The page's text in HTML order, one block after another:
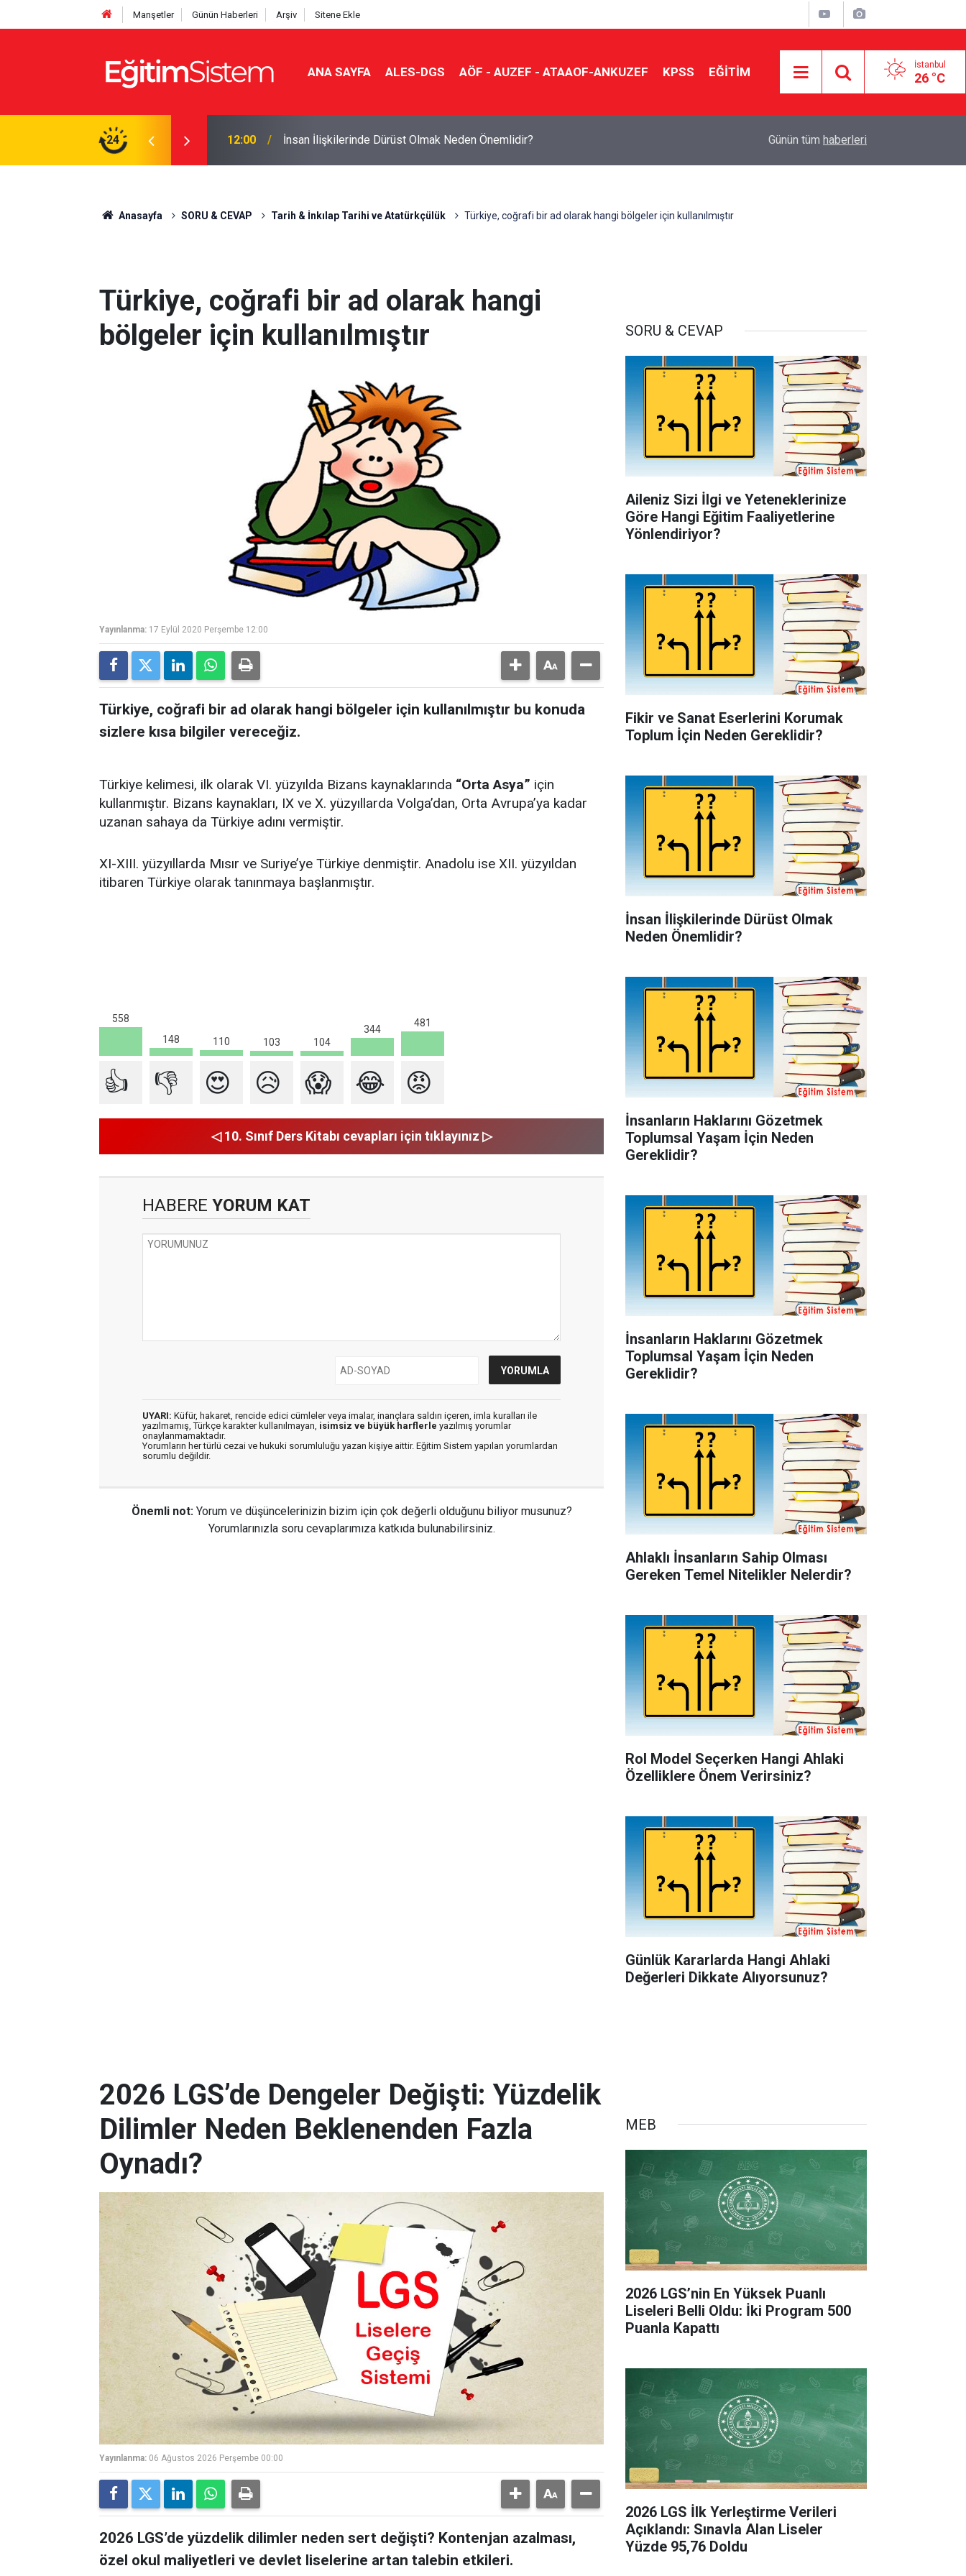
Manşetler Günün Haberleri Arşiv Sitene Ekle
ANA SAYFA ALES-DGS AÖF - AUZEF - ATAAOF-ANKUZEF KPSS EĞİTİM İstanbul
26 °C
24
Toplum İçin Neden Gereklidir? 12:00 İnsan İlişkilerinde Dürüst Olmak Neden Önemlidir? İnsanların Haklarını Gözetmek Toplumsal
Günün tüm haberleri
Anasayfa SORU & CEVAP Tarih & İnkılap Tarihi ve Atatürkçülük Türkiye, coğrafi bir ad olarak hangi bölgeler için kullanılmıştır
Türkiye, coğrafi bir ad olarak hangi
bölgeler için kullanılmıştır
Yayınlanma: 17 Eylül 2020 Perşembe 12:00
Türkiye, coğrafi bir ad olarak hangi bölgeler için kullanılmıştır bu konuda
sizlere kısa bilgiler vereceğiz.
Türkiye kelimesi, ilk olarak VI. yüzyılda Bizans kaynaklarında “Orta Asya” için
kullanmıştır. Bizans kaynakları, IX ve X. yüzyıllarda Volga’dan, Orta Avrupa’ya kadar
uzanan sahaya da Türkiye adını vermiştir.
XI-XIII. yüzyıllarda Mısır ve Suriye’ye Türkiye denmiştir. Anadolu ise XII. yüzyıldan
itibaren Türkiye olarak tanınmaya başlanmıştır.
558
148
110 103 104
344
481
👍 👎 😍 😥 😱 😂 😡
◁ 10. Sınıf Ders Kitabı cevapları için tıklayınız ▷
HABERE YORUM KAT
UYARI: Küfür, hakaret, rencide edici cümleler veya imalar, inançlara saldırı içeren, imla kuralları ile
yazılmamış, Türkçe karakter kullanılmayan, isimsiz ve büyük harflerle yazılmış yorumlar
onaylanmamaktadır.
Yorumların her türlü cezai ve hukuki sorumluluğu yazan kişiye aittir. Eğitim Sistem yapılan yorumlardan
sorumlu değildir.
Önemli not: Yorum ve düşüncelerinizin bizim için çok değerli olduğunu biliyor musunuz?
Yorumlarınızla soru cevaplarımıza katkıda bulunabilirsiniz.
SORU & CEVAP
Aileniz Sizi İlgi ve Yeteneklerinize
Göre Hangi Eğitim Faaliyetlerine
Yönlendiriyor?
Fikir ve Sanat Eserlerini Korumak
Toplum İçin Neden Gereklidir?
İnsan İlişkilerinde Dürüst Olmak
Neden Önemlidir?
İnsanların Haklarını Gözetmek
Toplumsal Yaşam İçin Neden
Gereklidir?
İnsanların Haklarını Gözetmek
Toplumsal Yaşam İçin Neden
Gereklidir?
Ahlaklı İnsanların Sahip Olması
Gereken Temel Nitelikler Nelerdir?
Rol Model Seçerken Hangi Ahlaki
Özelliklere Önem Verirsiniz?
Günlük Kararlarda Hangi Ahlaki
Değerleri Dikkate Alıyorsunuz?
2026 LGS’de Dengeler Değişti: Yüzdelik
Dilimler Neden Beklenenden Fazla
Oynadı?
Yayınlanma: 06 Ağustos 2026 Perşembe 00:00
2026 LGS’de yüzdelik dilimler neden sert değişti? Kontenjan azalması,
özel okul maliyetleri ve devlet liselerine artan talebin etkileri.
MEB
2026 LGS’nin En Yüksek Puanlı
Liseleri Belli Oldu: İki Program 500
Puanla Kapattı
2026 LGS İlk Yerleştirme Verileri
Açıklandı: Sınavla Alan Liseler
Yüzde 95,76 Doldu